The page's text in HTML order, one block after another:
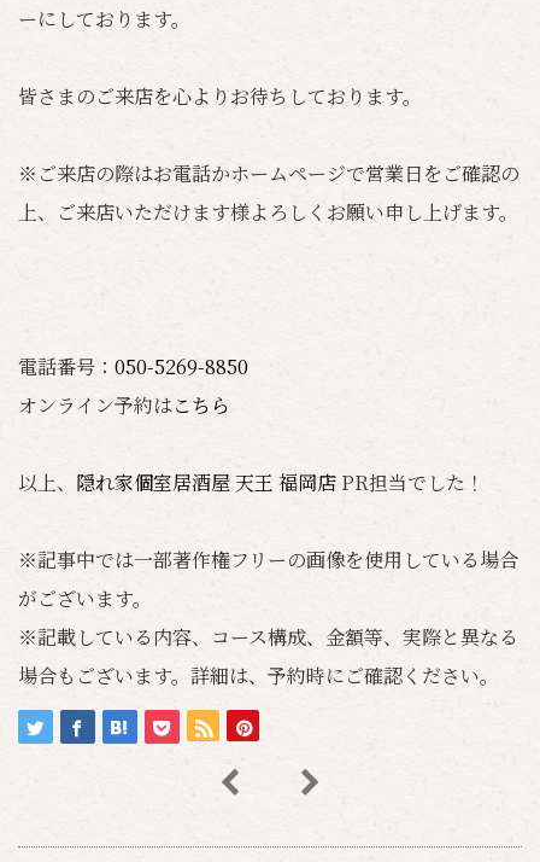
ーにしております。
皆さまのご来店を心よりお待ちしております。
※ご来店の際はお電話かホームページで営業日をご確認の
上、ご来店いただけます様よろしくお願い申し上げます。
電話番号： 050-5269-8850
オンライン予約はこちら
以上、 隠れ家個室居酒屋 天王 福岡店 PR担当でした！
※記事中では一部著作権フリーの画像を使用している場合
がございます。
※記載している内容、コース構成、金額等、実際と異なる
場合もございます。詳細は、予約時にご確認ください。